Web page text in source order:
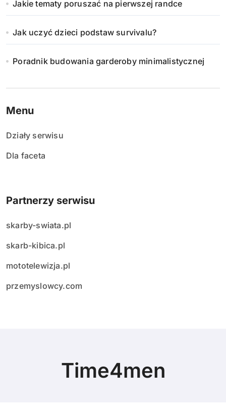
Jakie tematy poruszać na pierwszej randce
Jak uczyć dzieci podstaw survivalu?
Poradnik budowania garderoby minimalistycznej
Menu
Działy serwisu
Dla faceta
Partnerzy serwisu
skarby-swiata.pl
skarb-kibica.pl
mototelewizja.pl
przemyslowcy.com
Time4men